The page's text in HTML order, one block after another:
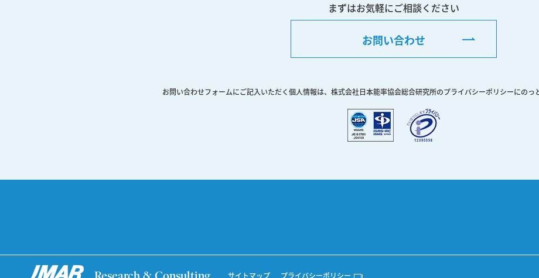
まずはお気軽にご相談ください
お問い合わせ
お問い合わせフォームにご記入いただく個人情報は、株式会社日本能率協会総合研究所のプライバシーポリシーにのっ
サイトマップ プライバシーポリシー